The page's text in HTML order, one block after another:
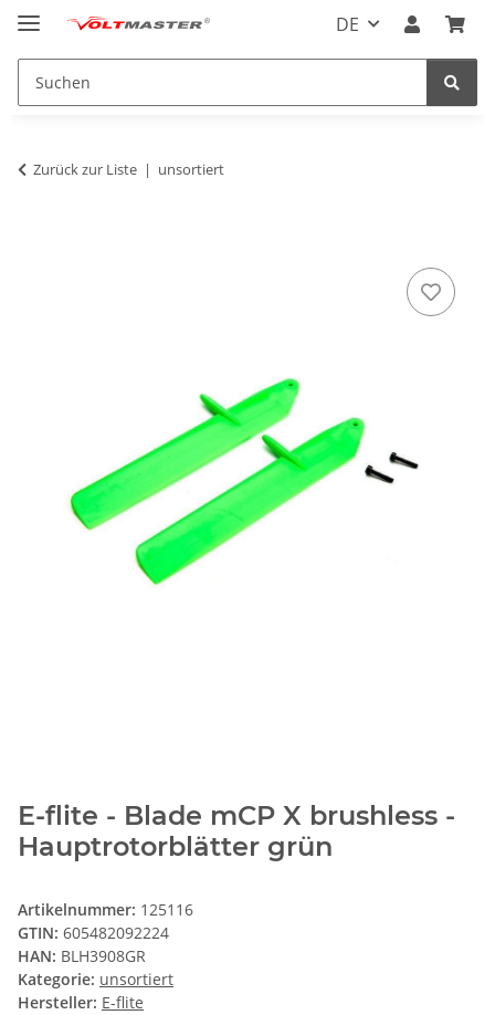
DE
Zurück zur Liste unsortiert
E-flite - Blade mCP X brushless -
Hauptrotorblätter grün
Artikelnummer: 125116
GTIN: 605482092224
HAN: BLH3908GR
Kategorie: unsortiert
Hersteller: E-flite